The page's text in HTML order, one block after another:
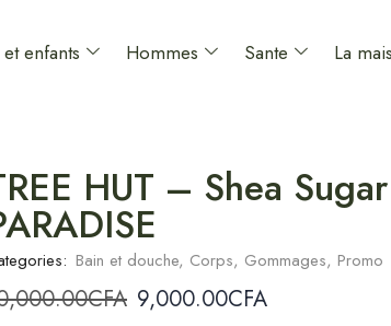
enfants Hommes Sante La
HUT – Shea
Bain et douche, Corps, Gommages, Promo
CFA 9,000.00CFA